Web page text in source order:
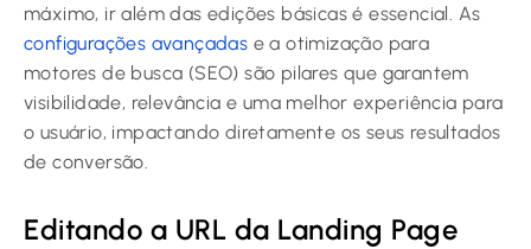
máximo, ir além das edições básicas é essencial. As
configurações avançadas e a otimização para
motores de busca (SEO) são pilares que garantem
visibilidade, relevância e uma melhor experiência para
o usuário, impactando diretamente os seus resultados
de conversão.
Editando a URL da Landing Page